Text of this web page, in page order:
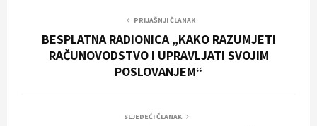
PRIJAŠNJI ČLANAK
BESPLATNA RADIONICA „KAKO RAZUMJETI
RAČUNOVODSTVO I UPRAVLJATI SVOJIM
POSLOVANJEM“
SLJEDEĆI ČLANAK